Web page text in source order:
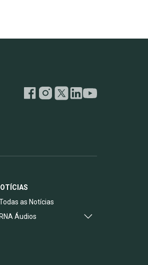
as Notícias
RNA Áudios